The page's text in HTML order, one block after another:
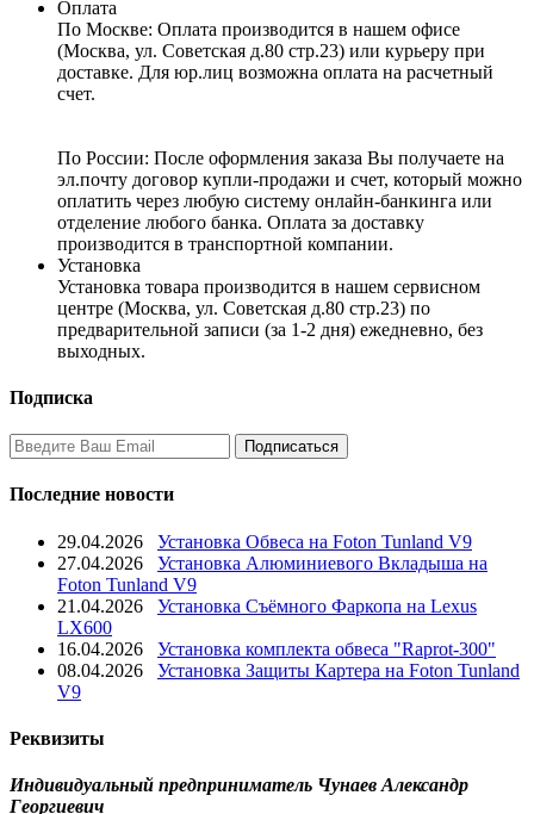
Оплата
По Москве: Оплата производится в нашем офисе
(Москва, ул. Советская д.80 стр.23) или курьеру при
доставке. Для юр.лиц возможна оплата на расчетный
счет.
По России: После оформления заказа Вы получаете на
эл.почту договор купли-продажи и счет, который можно
оплатить через любую систему онлайн-банкинга или
отделение любого банка. Оплата за доставку
производится в транспортной компании.
Установка
Установка товара производится в нашем сервисном
центре (Москва, ул. Советская д.80 стр.23) по
предварительной записи (за 1-2 дня) ежедневно, без
выходных.
Подписка
Последние новости
29.04.2026
Установка Обвеса на Foton Tunland V9
27.04.2026
Установка Алюминиевого Вкладыша на
Foton Tunland V9
21.04.2026
Установка Съёмного Фаркопа на Lexus
LX600
16.04.2026
Установка комплекта обвеса "Raprot-300"
08.04.2026
Установка Защиты Картера на Foton Tunland
V9
Реквизиты
Индивидуальный предприниматель Чунаев Александр
Георгиевич